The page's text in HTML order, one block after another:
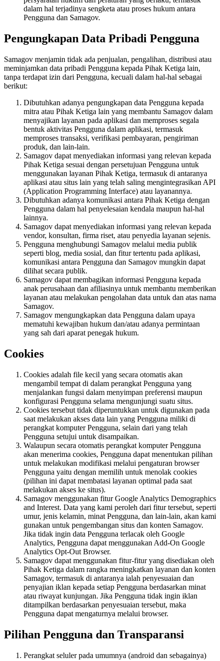
dalam hal terjadinya sengketa atau proses hukum antara
Pengguna dan Samagov.
Pengungkapan Data Pribadi Pengguna
Samagov menjamin tidak ada penjualan, pengalihan, distribusi atau
meminjamkan data pribadi Pengguna kepada Pihak Ketiga lain,
tanpa terdapat izin dari Pengguna, kecuali dalam hal-hal sebagai
berikut:
Dibutuhkan adanya pengungkapan data Pengguna kepada
mitra atau Pihak Ketiga lain yang membantu Samagov dalam
menyajikan layanan pada aplikasi dan memproses segala
bentuk aktivitas Pengguna dalam aplikasi, termasuk
memproses transaksi, verifikasi pembayaran, pengiriman
produk, dan lain-lain.
Samagov dapat menyediakan informasi yang relevan kepada
Pihak Ketiga sesuai dengan persetujuan Pengguna untuk
menggunakan layanan Pihak Ketiga, termasuk di antaranya
aplikasi atau situs lain yang telah saling mengintegrasikan API
(Application Programming Interface) atau layanannya.
Dibutuhkan adanya komunikasi antara Pihak Ketiga dengan
Pengguna dalam hal penyelesaian kendala maupun hal-hal
lainnya.
Samagov dapat menyediakan informasi yang relevan kepada
vendor, konsultan, firma riset, atau penyedia layanan sejenis.
Pengguna menghubungi Samagov melalui media publik
seperti blog, media sosial, dan fitur tertentu pada aplikasi,
komunikasi antara Pengguna dan Samagov mungkin dapat
dilihat secara publik.
Samagov dapat membagikan informasi Pengguna kepada
anak perusahaan dan afiliasinya untuk membantu memberikan
layanan atau melakukan pengolahan data untuk dan atas nama
Samagov.
Samagov mengungkapkan data Pengguna dalam upaya
mematuhi kewajiban hukum dan/atau adanya permintaan
yang sah dari aparat penegak hukum.
Cookies
Cookies adalah file kecil yang secara otomatis akan
mengambil tempat di dalam perangkat Pengguna yang
menjalankan fungsi dalam menyimpan preferensi maupun
konfigurasi Pengguna selama mengunjungi suatu situs.
Cookies tersebut tidak diperuntukkan untuk digunakan pada
saat melakukan akses data lain yang Pengguna miliki di
perangkat komputer Pengguna, selain dari yang telah
Pengguna setujui untuk disampaikan.
Walaupun secara otomatis perangkat komputer Pengguna
akan menerima cookies, Pengguna dapat menentukan pilihan
untuk melakukan modifikasi melalui pengaturan browser
Pengguna yaitu dengan memilih untuk menolak cookies
(pilihan ini dapat membatasi layanan optimal pada saat
melakukan akses ke situs).
Samagov menggunakan fitur Google Analytics Demographics
and Interest. Data yang kami peroleh dari fitur tersebut, seperti
umur, jenis kelamin, minat Pengguna, dan lain-lain, akan kami
gunakan untuk pengembangan situs dan konten Samagov.
Jika tidak ingin data Pengguna terlacak oleh Google
Analytics, Pengguna dapat menggunakan Add-On Google
Analytics Opt-Out Browser.
Samagov dapat menggunakan fitur-fitur yang disediakan oleh
Pihak Ketiga dalam rangka meningkatkan layanan dan konten
Samagov, termasuk di antaranya ialah penyesuaian dan
penyajian iklan kepada setiap Pengguna berdasarkan minat
atau riwayat kunjungan. Jika Pengguna tidak ingin iklan
ditampilkan berdasarkan penyesuaian tersebut, maka
Pengguna dapat mengaturnya melalui browser.
Pilihan Pengguna dan Transparansi
Perangkat seluler pada umumnya (android dan sebagainya)